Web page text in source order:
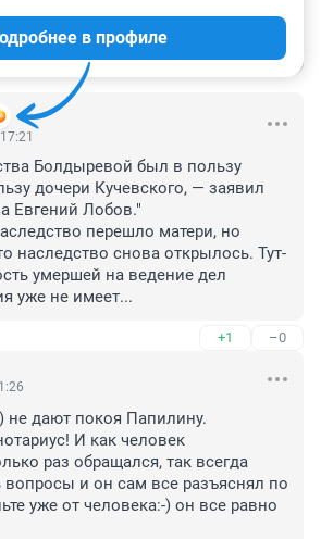
в профиле
Болдыревой был в пользу
дочери Кучевского, — заявил
Евгений Лобов."
перешло матери, но
наследство снова открылось. Тут-
умершей на ведение дел
уже не имеет...
+1 –0
не дают покоя Папилину.
И как человек
раз обращался, так всегда
и он сам все разъяснял по
уже от человека:-) он все равно